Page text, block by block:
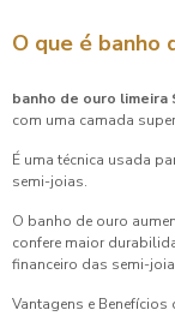
O que é banho
banho de ouro limeira
com uma camada
É uma técnica usada
semi-joias.
O banho de ouro
confere maior
financeiro das semi-
Vantagens e Benefícios